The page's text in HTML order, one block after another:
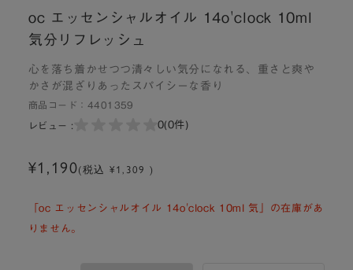
oc エッセンシャルオイル 14o'clock 10ml
気分リフレッシュ
心を落ち着かせつつ清々しい気分になれる、重さと爽や
かさが混ざりあったスパイシーな香り
商品コード： 4401359
レビュー : 0(0件)
¥1,190(税込 ¥1,309 )
「oc エッセンシャルオイル 14o'clock 10ml 気」の在庫があ
りません。